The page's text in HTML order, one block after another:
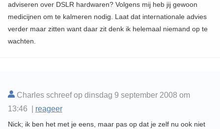
adviseren over DSLR hardwaren? Volgens mij heb jij gewoon
medicijnen om te kalmeren nodig. Laat dat internationale advies
verder maar zitten want daar zit denk ik helemaal niemand op te
wachten.
Charles schreef op dinsdag 9 september 2008 om
13:46 | reageer
Nick; ik ben het met je eens, maar pas op dat je zelf nu ook niet